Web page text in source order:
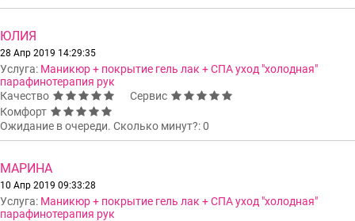
ЮЛИЯ
28 Апр 2019 14:29:35
Услуга: Маникюр + покрытие гель лак + СПА уход "холодная"
парафинотерапия рук
Качество
Сервис
Комфорт
Ожидание в очереди. Сколько минут?: 0
МАРИНА
10 Апр 2019 09:33:28
Услуга: Маникюр + покрытие гель лак + СПА уход "холодная"
парафинотерапия рук